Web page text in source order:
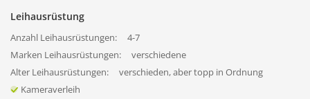
Leihausrüstung
Anzahl Leihausrüstungen:
4-7
Marken Leihausrüstungen:
verschiedene
Alter Leihausrüstungen:
verschieden, aber topp in Ordnung
Kameraverleih